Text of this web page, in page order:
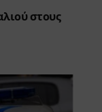
στους